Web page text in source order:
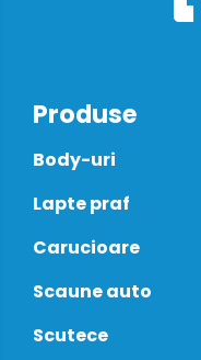
Produse
Body-uri
Lapte praf
Carucioare
Scaune auto
Scutece